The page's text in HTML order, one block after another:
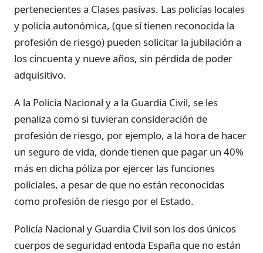
pertenecientes a Clases pasivas. Las policías locales
y policía autonómica, (que sí tienen reconocida la
profesión de riesgo) pueden solicitar la jubilación a
los cincuenta y nueve años, sin pérdida de poder
adquisitivo.
A la Policía Nacional y a la Guardia Civil, se les
penaliza como si tuvieran consideración de
profesión de riesgo, por ejemplo, a la hora de hacer
un seguro de vida, donde tienen que pagar un 40%
más en dicha póliza por ejercer las funciones
policiales, a pesar de que no están reconocidas
como profesión de riesgo por el Estado.
Policía Nacional y Guardia Civil son los dos únicos
cuerpos de seguridad entoda España que no están